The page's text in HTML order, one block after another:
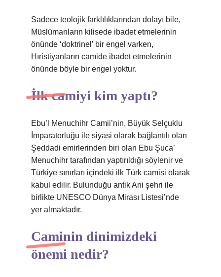
Sadece teolojik farklılıklarından dolayı bile,
Müslümanların kilisede ibadet etmelerinin
önünde ‘doktrinel’ bir engel varken,
Hıristiyanların camide ibadet etmelerinin
önünde böyle bir engel yoktur.
İlk camiyi kim yaptı?
Ebu’l Menuchihr Camii’nin, Büyük Selçuklu
İmparatorluğu ile siyasi olarak bağlantılı olan
Şeddadi emirlerinden biri olan Ebu Şuca’
Menuchihr tarafından yaptırıldığı söylenir ve
Türkiye sınırları içindeki ilk Türk camisi olarak
kabul edilir. Bulunduğu antik Ani şehri ile
birlikte UNESCO Dünya Mirası Listesi’nde
yer almaktadır.
Caminin dinimizdeki
önemi nedir?